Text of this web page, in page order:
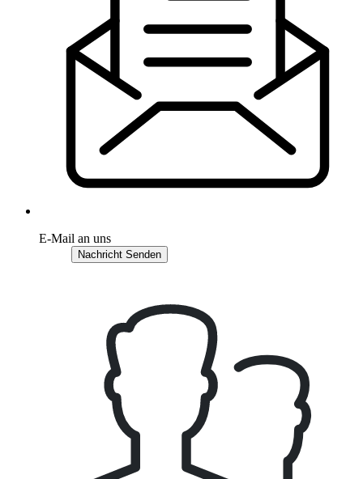
E-Mail an uns
Nachricht Senden